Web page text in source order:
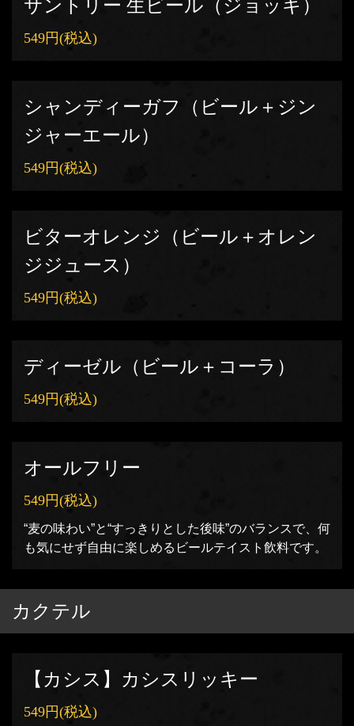
サントリー 生ビール（ジョッキ）
549円(税込)
シャンディーガフ（ビール＋ジン
ジャーエール）
549円(税込)
ビターオレンジ（ビール＋オレン
ジジュース）
549円(税込)
ディーゼル（ビール＋コーラ）
549円(税込)
オールフリー
549円(税込)
“麦の味わい”と“すっきりとした後味”のバランスで、何
も気にせず自由に楽しめるビールテイスト飲料です。
カクテル
【カシス】カシスリッキー
549円(税込)